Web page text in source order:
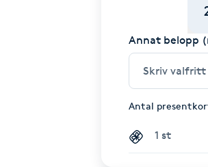
Annat belopp
Antal